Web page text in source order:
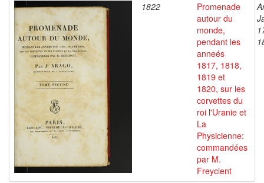
1822
Promenade
autour du
monde,
pendant les
anneés
1817, 1818,
1819 et
1820, sur les
corvettes du
roi l'Uranie et
La
Physicienne:
commandées
par M.
Freycient